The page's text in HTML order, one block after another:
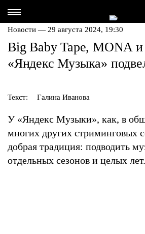
Новости — 29 августа 2024, 19:30
Big Baby Tape, MONA
«Яндекс Музыка»
Текст: Галина Иванова
У «Яндекс Музыки», как, в
многих других стриминговых
добрая традиция: подводить
отдельных сезонов и целых лет.